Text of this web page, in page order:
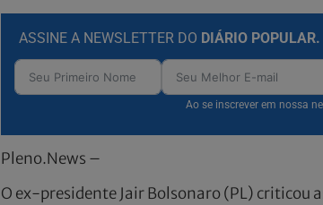
ASSINE A NEWSLETTER DO DIÁRIO POPULAR.
Ao se inscrever em nossa
Pleno.News –
O ex-presidente Jair Bolsonaro (PL) criticou